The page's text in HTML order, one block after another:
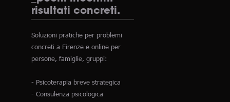
risultati concreti.
Soluzioni pratiche per problemi
concreti a Firenze e online per
persone, famiglie, gruppi:
- Psicoterapia breve strategica
- Consulenza psicologica